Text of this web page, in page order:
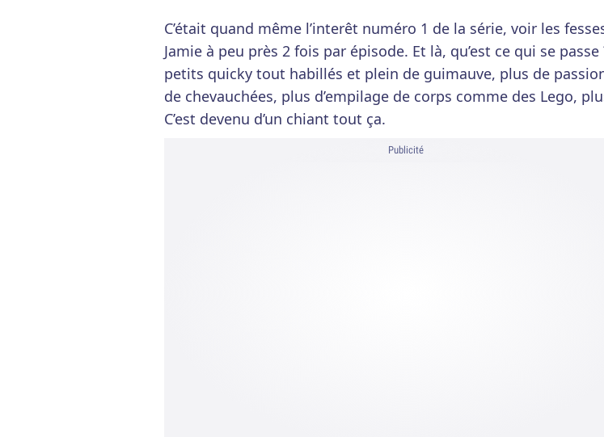
C’était quand même l’interêt numéro 1 de la série, voir les
Jamie à peu près 2 fois par épisode. Et là, qu’est ce qui se passe
petits quicky tout habillés et plein de guimauve, plus de
de chevauchées, plus d’empilage de corps comme des Lego,
C’est devenu d’un chiant tout ça.
Publicité